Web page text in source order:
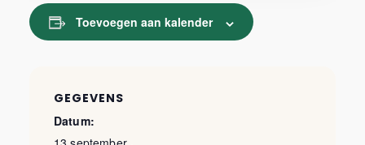
Toevoegen aan kalender
GEGEVENS
Datum: